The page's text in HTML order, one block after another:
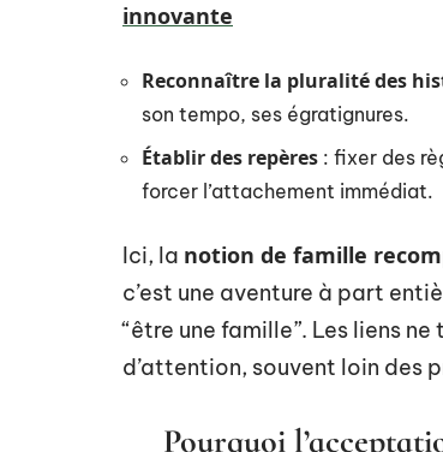
innovante
Reconnaître la pluralité des
son tempo, ses égratignures.
Établir des repères : fixer des
forcer l’attachement immédiat.
Ici, la notion de famille
c’est une aventure à part
“être une famille”. Les liens
d’attention, souvent loin des
Pourquoi